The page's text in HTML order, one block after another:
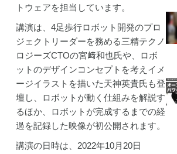
トウェアを担当しています。
講演は、4足歩行ロボット開発のプロ
ジェクトリーダーを務める三精テクノ
ロジーズCTOの宮﨑和也氏や、ロボ
ットのデザインコンセプトを考えイメ
ージイラストを描いた天神英貴氏も登
壇し、ロボットが動く仕組みを解説す
るほか、ロボットが完成するまでの経
過を記録した映像が初公開されます。
講演の日時は、2022年10月20日